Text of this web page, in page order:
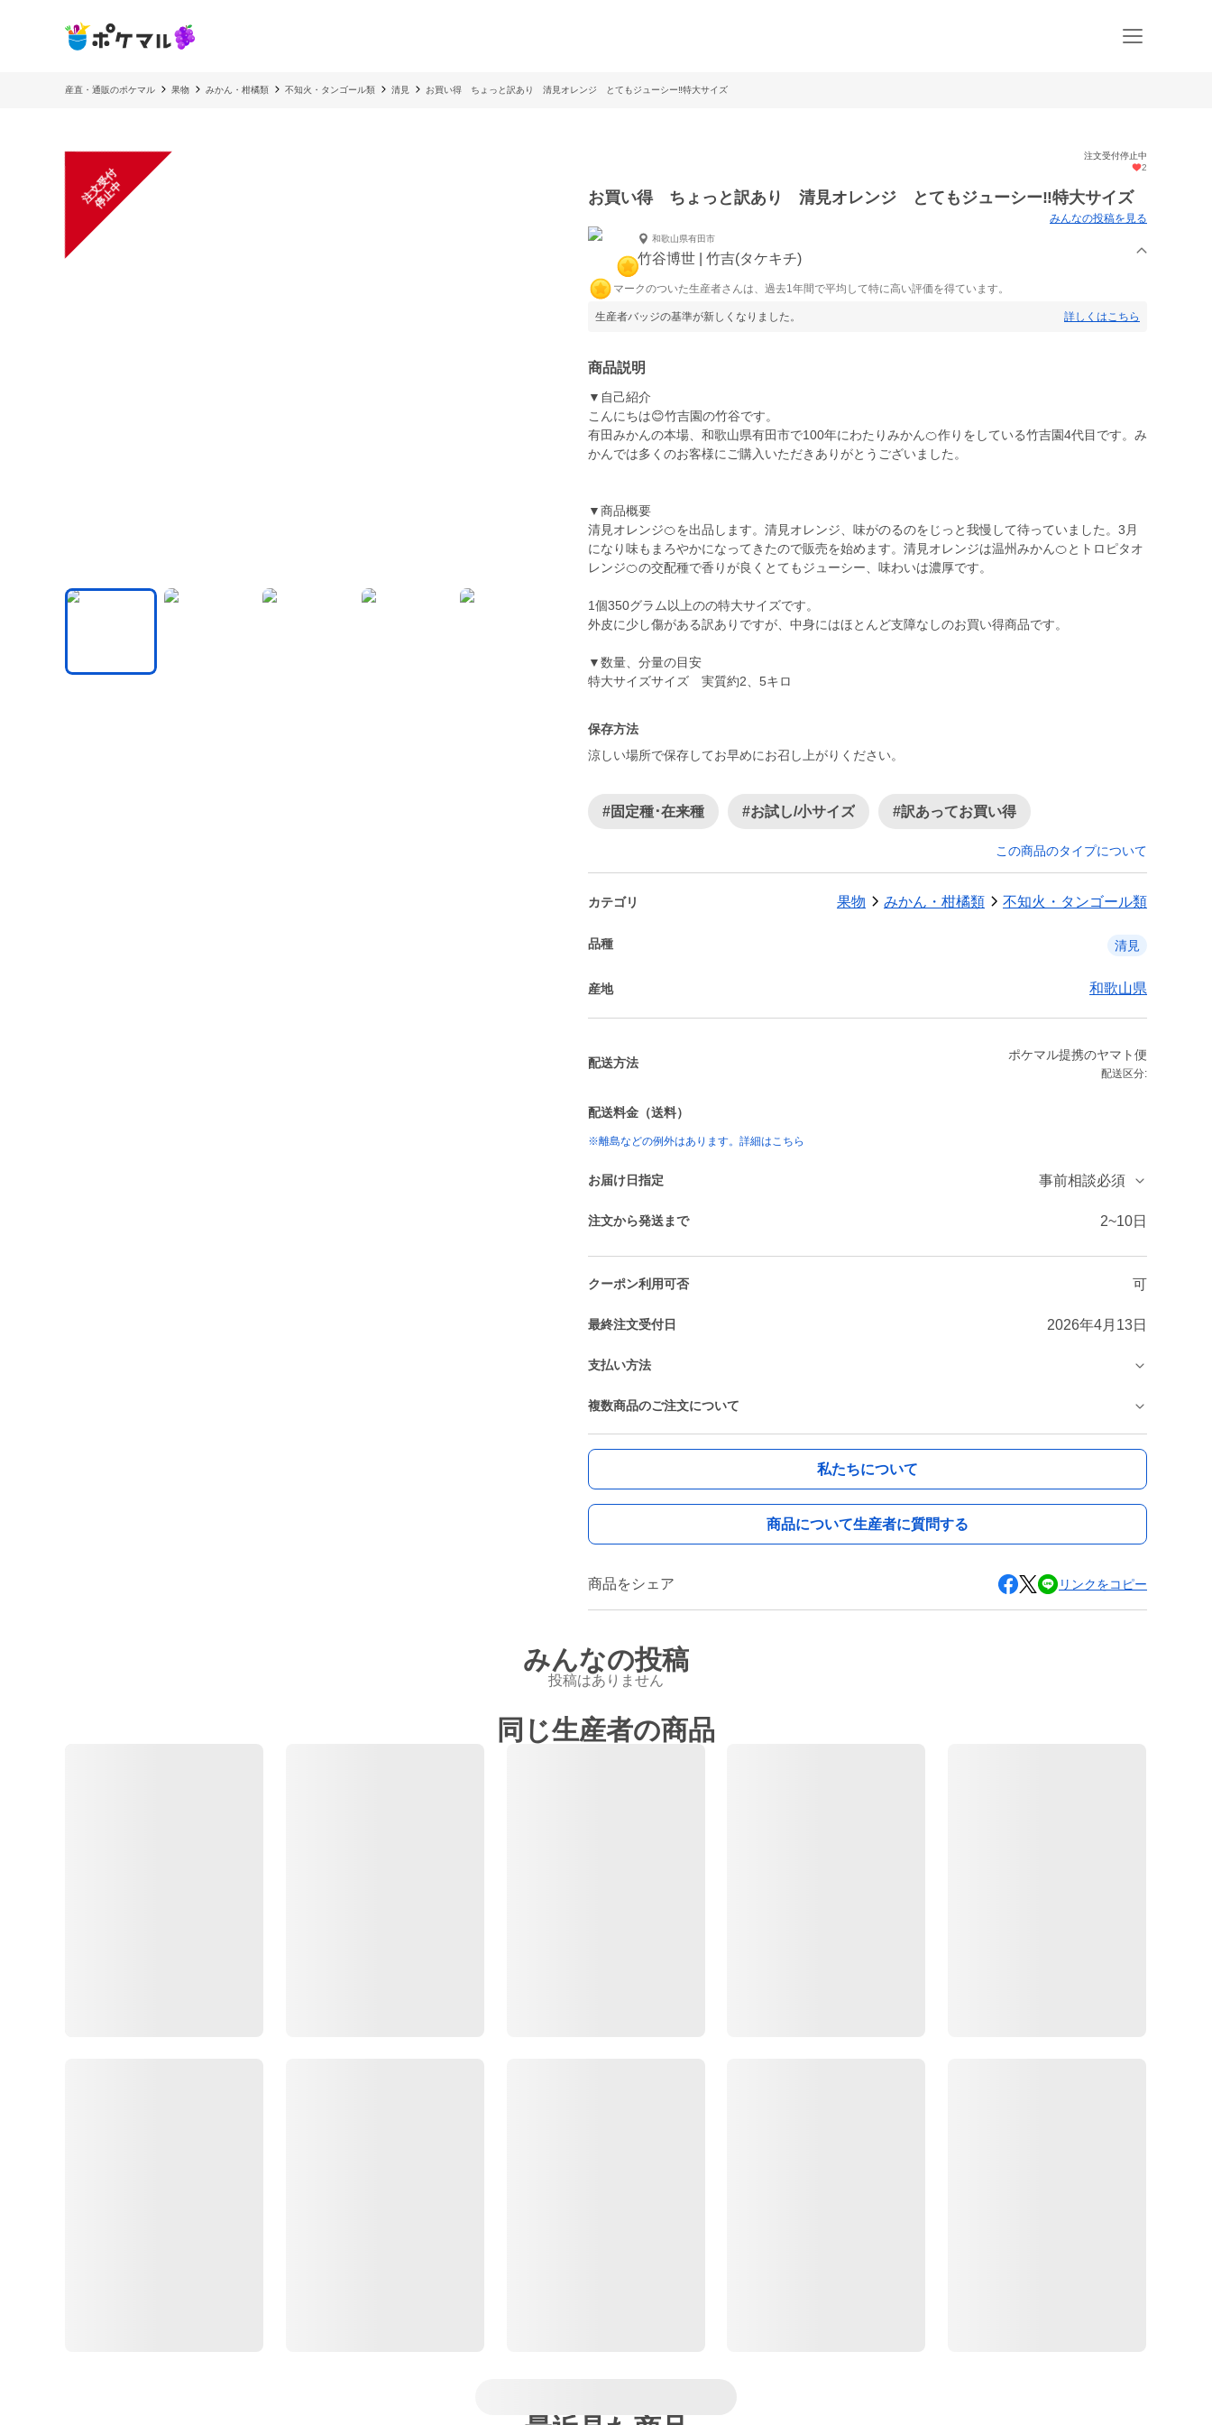
産直・通販のポケマル 果物 みかん・柑橘類 不知火・タンゴール類 清見 お買い得 ちょっと訳あり 清見オレンジ とてもジューシー‼️特大サイズ
注
文
受
付
停
止
中
注文受付停止中
2
お買い得 ちょっと訳あり 清見オレンジ とてもジューシー‼️特大サイズ
みんなの投稿を見る
和歌山県有田市
竹谷博世 | 竹吉(タケキチ)
マークのついた生産者さんは、過去1年間で平均して特に高い評価を得ています。
生産者バッジの基準が新しくなりました。 詳しくはこちら
商品説明
▼自己紹介
こんにちは😊竹吉園の竹谷です。
有田みかんの本場、和歌山県有田市で100年にわたりみかん🍊作りをしている竹吉園4代目です。み
かんでは多くのお客様にご購入いただきありがとうございました。
▼商品概要
清見オレンジ🍊を出品します。清見オレンジ、味がのるのをじっと我慢して待っていました。3月
になり味もまろやかになってきたので販売を始めます。清見オレンジは温州みかん🍊とトロピタオ
レンジ🍊の交配種で香りが良くとてもジューシー、味わいは濃厚です。
1個350グラム以上のの特大サイズです。
外皮に少し傷がある訳ありですが、中身にはほとんど支障なしのお買い得商品です。
▼数量、分量の目安
保存方法
涼しい場所で保存してお早めにお召し上がりください。
#固定種･在来種 #お試し/小サイズ #訳あってお買い得
この商品のタイプについて
カテゴリ 果物 みかん・柑橘類 不知火・タンゴール類
品種 清見
産地 和歌山県
配送方法
ポケマル提携のヤマト便
配送区分:
配送料金（送料）
※離島などの例外はあります。詳細はこちら
お届け日指定 事前相談必須
注文から発送まで 2~10日
クーポン利用可否 可
最終注文受付日 2026年4月13日
支払い方法
複数商品のご注文について
私たちについて
商品について生産者に質問する
商品をシェア リンクをコピー
みんなの投稿
投稿はありません
同じ生産者の商品